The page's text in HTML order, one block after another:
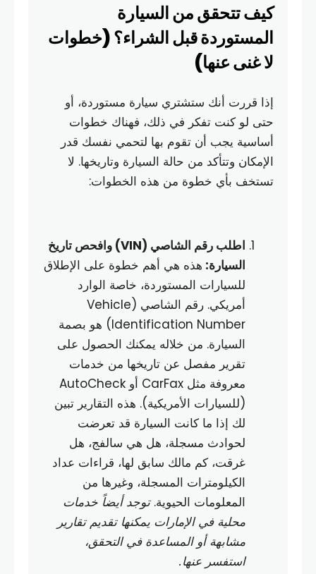
كيف تتحقق من السيارة
المستوردة قبل الشراء؟ (خطوات
لا غنى عنها)
إذا قررت أنك ستشتري سيارة مستوردة، أو
حتى لو كنت تفكر في ذلك، فهناك خطوات
أساسية يجب أن تقوم بها لتحمي نفسك قدر
الإمكان وتتأكد من حالة السيارة وتاريخها. لا
تستخف بأي خطوة من هذه الخطوات:
اطلب رقم الشاصي (VIN) وافحص تاريخ
السيارة: هذه هي أهم خطوة على الإطلاق
للسيارات المستوردة، خاصة الوارد
أمريكي. رقم الشاصي (Vehicle
Identification Number) هو بصمة
السيارة. من خلاله يمكنك الحصول على
تقرير مفصل عن تاريخها من خدمات
معروفة مثل CarFax أو AutoCheck
(للسيارات الأمريكية). هذه التقارير تبين
لك إذا ما كانت السيارة قد تعرضت
لحوادث مسجلة، هل هي سالفج، هل
غرقت، كم مالك سابق لها، قراءات عداد
الكيلومترات المسجلة، وغيرها من
المعلومات الحيوية. توجد أيضاً خدمات
محلية في الإمارات يمكنها تقديم تقارير
مشابهة أو المساعدة في التحقق،
استفسر عنها.